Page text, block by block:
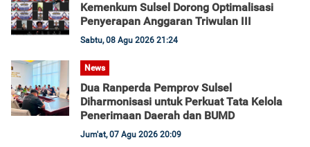
Kemenkum Sulsel Dorong Optimalisasi
Penyerapan Anggaran Triwulan III
Sabtu, 08 Agu 2026 21:24
News
Dua Ranperda Pemprov Sulsel
Diharmonisasi untuk Perkuat Tata Kelola
Penerimaan Daerah dan BUMD
Jum'at, 07 Agu 2026 20:09